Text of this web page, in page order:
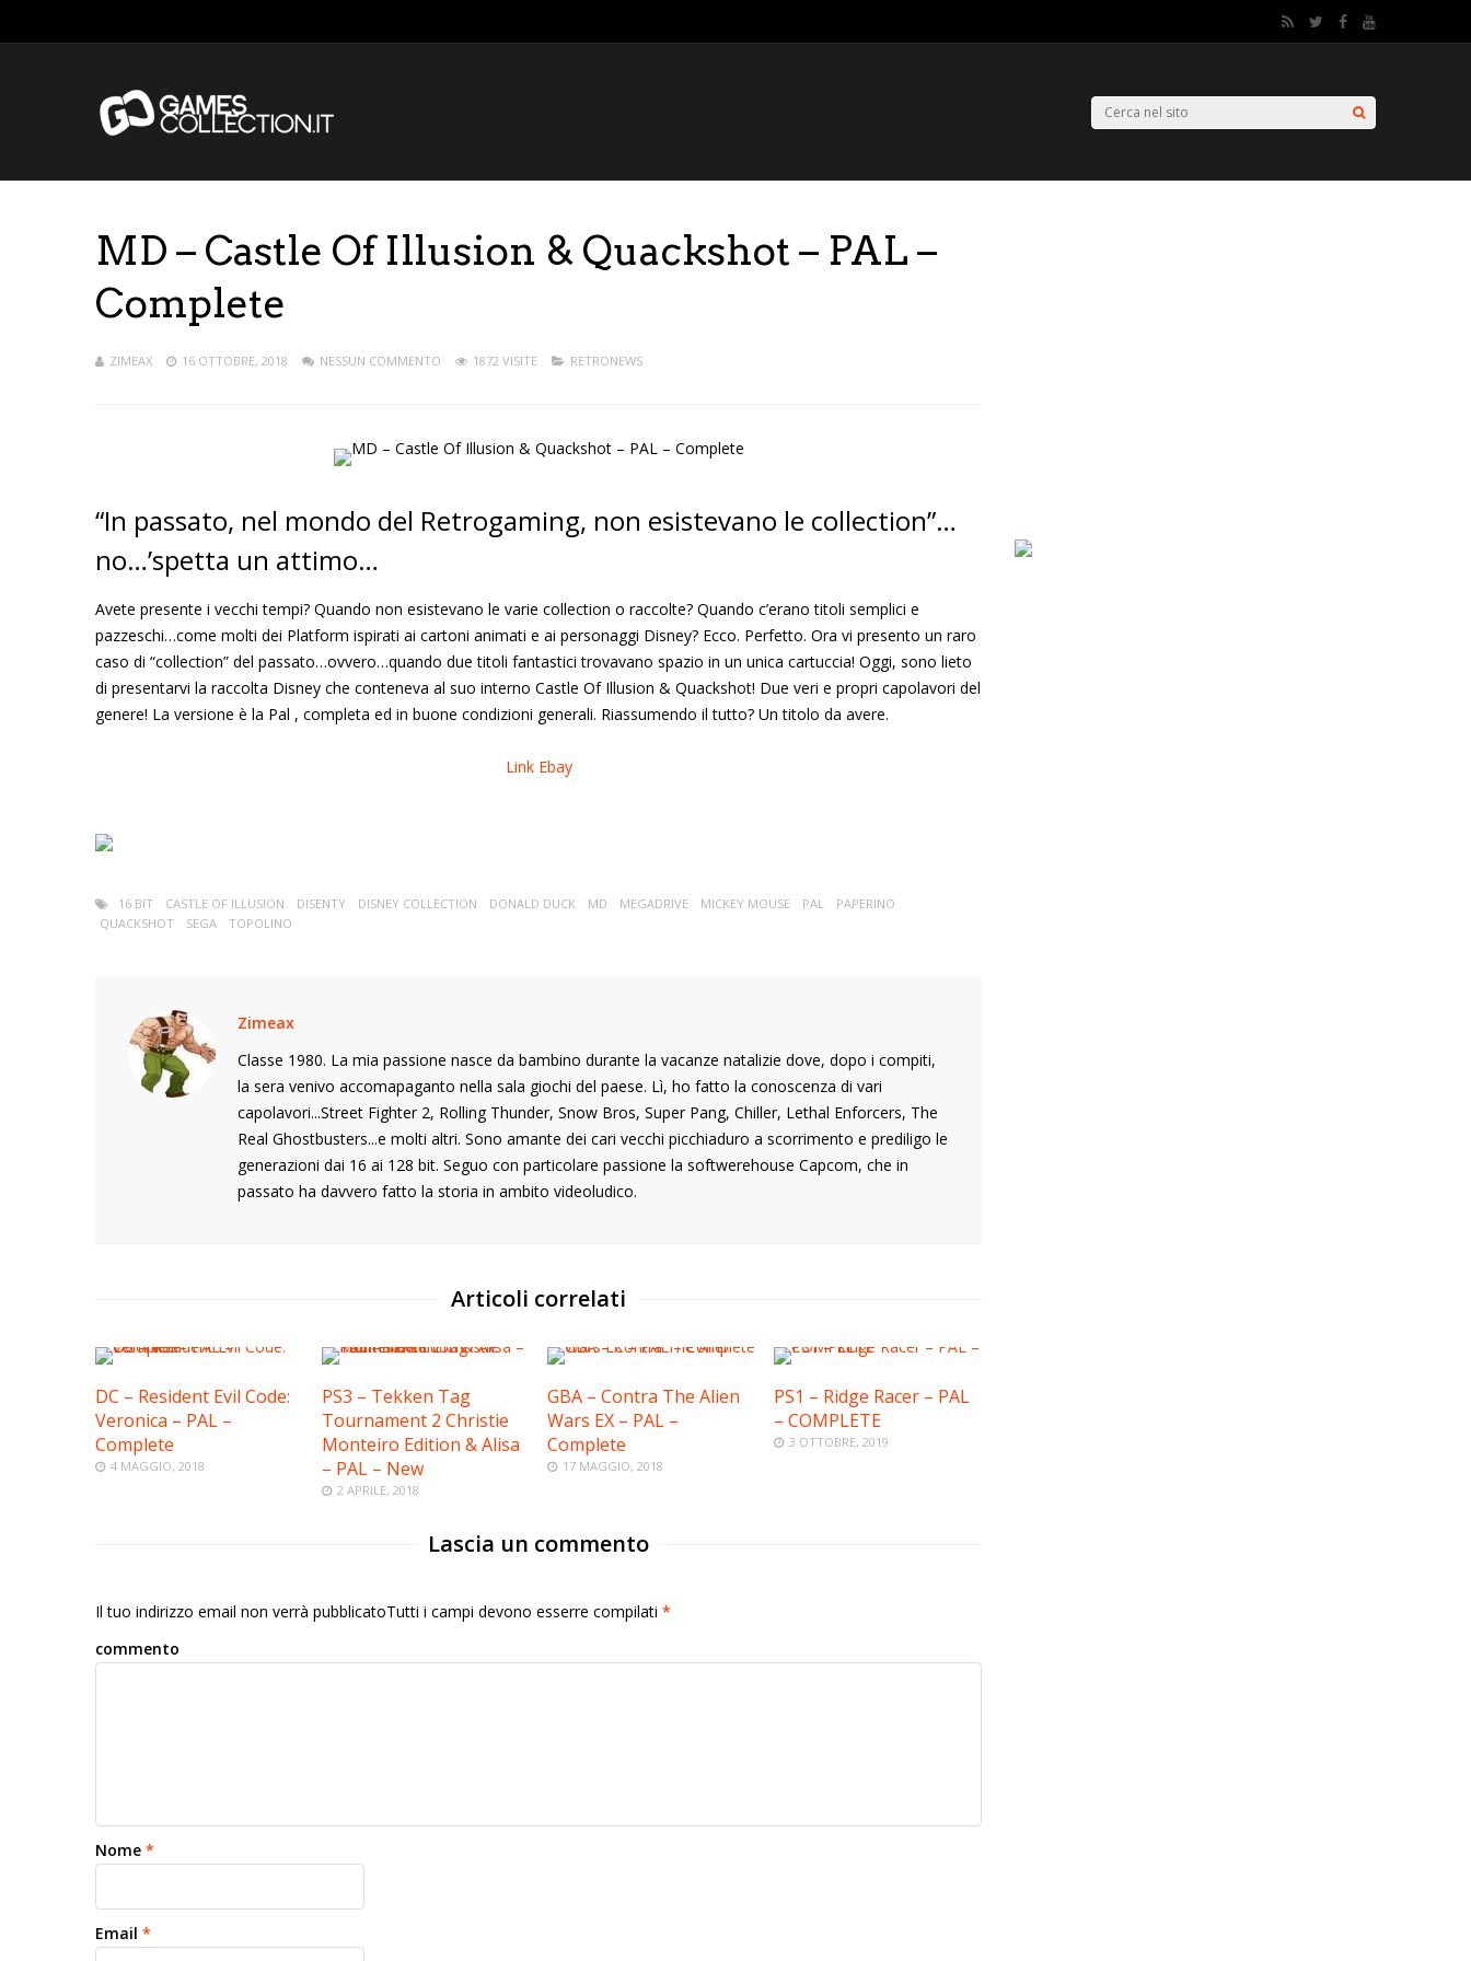
MD – Castle Of Illusion & Quackshot – PAL –
Complete
ZIMEAX 16 OTTOBRE, 2018 NESSUN COMMENTO 1872 VISITE RETRONEWS
“In passato, nel mondo del Retrogaming, non esistevano le collection”…
no…’spetta un attimo…
Avete presente i vecchi tempi? Quando non esistevano le varie collection o raccolte? Quando c’erano titoli semplici e
pazzeschi…come molti dei Platform ispirati ai cartoni animati e ai personaggi Disney? Ecco. Perfetto. Ora vi presento un raro
caso di “collection” del passato…ovvero…quando due titoli fantastici trovavano spazio in un unica cartuccia! Oggi, sono lieto
di presentarvi la raccolta Disney che conteneva al suo interno Castle Of Illusion & Quackshot! Due veri e propri capolavori del
genere! La versione è la Pal , completa ed in buone condizioni generali. Riassumendo il tutto? Un titolo da avere.
Link Ebay
16 BIT CASTLE OF ILLUSION DISENTY DISNEY COLLECTION DONALD DUCK MD MEGADRIVE MICKEY MOUSE PAL
PAPERINO
QUACKSHOT
SEGA TOPOLINO
Zimeax
Classe 1980. La mia passione nasce da bambino durante la vacanze natalizie dove, dopo i compiti,
la sera venivo accomapaganto nella sala giochi del paese. Lì, ho fatto la conoscenza di vari
capolavori...Street Fighter 2, Rolling Thunder, Snow Bros, Super Pang, Chiller, Lethal Enforcers, The
Real Ghostbusters...e molti altri. Sono amante dei cari vecchi picchiaduro a scorrimento e prediligo le
generazioni dai 16 ai 128 bit. Seguo con particolare passione la softwerehouse Capcom, che in
passato ha davvero fatto la storia in ambito videoludico.
Articoli correlati
DC – Resident Evil Code:
Veronica – PAL –
Complete
4 MAGGIO, 2018
PS3 – Tekken Tag
Tournament 2 Christie
Monteiro Edition & Alisa
– PAL – New
2 APRILE, 2018
GBA – Contra The Alien
Wars EX – PAL –
Complete
17 MAGGIO, 2018
PS1 – Ridge Racer – PAL
– COMPLETE
3 OTTOBRE, 2019
Lascia un commento
Il tuo indirizzo email non verrà pubblicatoTutti i campi devono esserre compilati *
commento
Nome *
Email *